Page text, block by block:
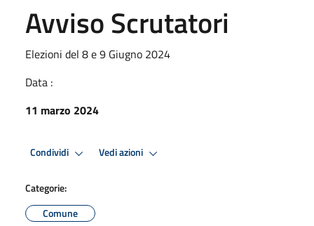
Avviso Scrutatori
Elezioni del 8 e 9 Giugno 2024
Data :
11 marzo 2024
Condividi Vedi azioni
Categorie:
Comune